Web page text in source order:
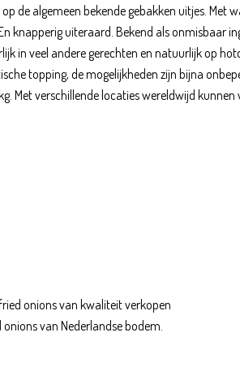
de algemeen bekende gebakken uitjes. Met
knapperig uiteraard. Bekend als onmisbaar
in veel andere gerechten en natuurlijk op
topping, de mogelijkheden zijn bijna
Met verschillende locaties wereldwijd
onions van kwaliteit verkopen
van Nederlandse bodem.